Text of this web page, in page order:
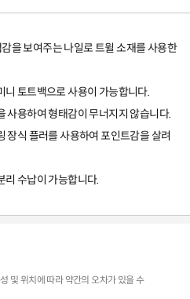
을 보여주는 나일로 트윌 소재를 사용한
니 토트백으로 사용이 가능합니다.
사용하여 형태감이 무너지지 않습니다.
장식 플러를 사용하여 포인트감을 살려
리 수납이 가능합니다.
및 위치에 따라 약간의 오차가 있을 수